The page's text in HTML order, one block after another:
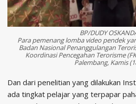
BP/DUDY
Para pemenang lomba video pendek
Badan Nasional Penanggulangan
Koordinasi Pencegahan Terorisme
Palembang, Kamis
Dan dari penelitian yang dilakukan
ada tingkat pelajar yang terpapar